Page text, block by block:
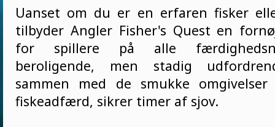
Uanset om du er en erfaren fisker
tilbyder Angler Fisher's Quest en
for spillere på alle
beroligende, men stadig
sammen med de smukke
fiskeadfærd, sikrer timer af sjov.